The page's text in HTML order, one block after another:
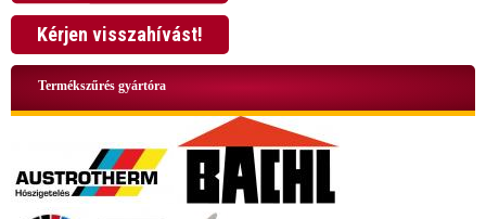
Kérjen visszahívást!
Termékszűrés gyártóra